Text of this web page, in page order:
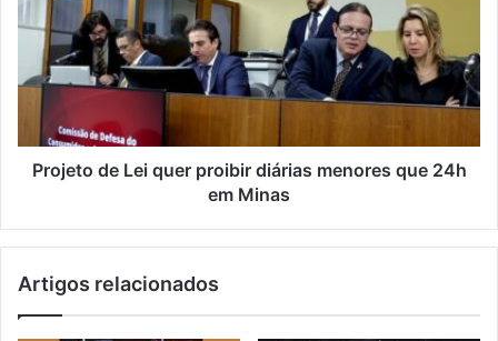
Projeto de Lei quer proibir diárias menores que 24h
em Minas
Artigos relacionados